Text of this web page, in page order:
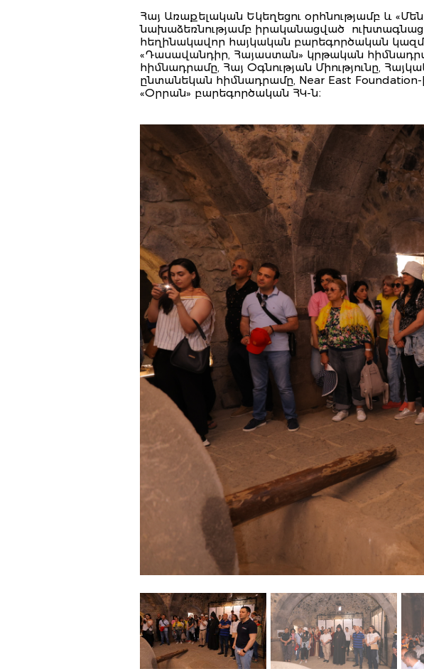
Հայ Առաքելական Եկեղեցու օրհնությամբ և
նախաձեռնությամբ իրականացված
հեղինակավոր հայկական բարեգործական
«Դասավանդիր, Հայաստան» կրթական
հիմնադրամը, Հայ Օգնության Միությունը,
ընտանեկան հիմնադրամը, Near East
«Օրրան» բարեգործական ՀԿ-ն։